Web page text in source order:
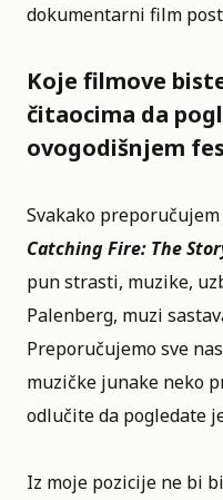
dokumentarni film
Koje filmove
čitaocima da
ovogodišnjem
Svakako
Catching Fire: The
pun strasti, muzike,
Palenberg, muzi
Preporučujemo sve
muzičke junake neko
odlučite da pogledate
Iz moje pozicije ne bi